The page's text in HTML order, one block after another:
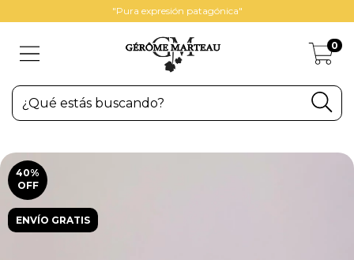
"Pura expresión patagónica"
0
40%
OFF
ENVÍO GRATIS